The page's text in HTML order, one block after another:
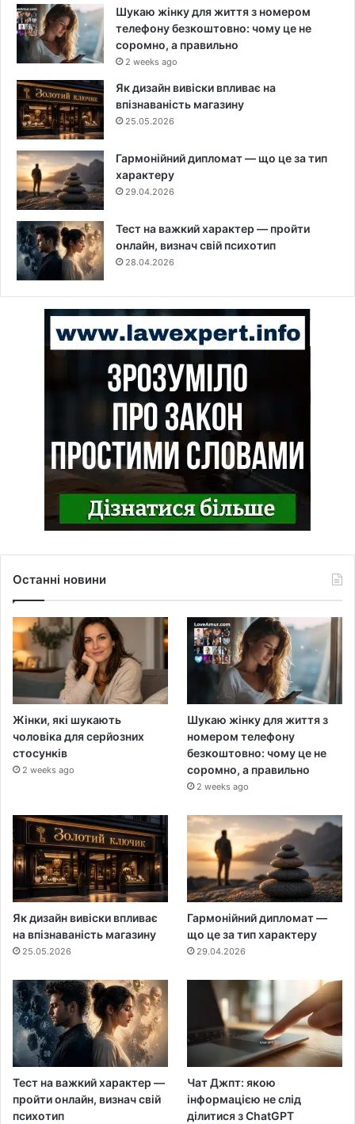
Шукаю жінку для життя з номером
телефону безкоштовно: чому це не
соромно, а правильно
2 weeks ago
Як дизайн вивіски впливає на
впізнаваність магазину
25.05.2026
Гармонійний дипломат — що це за тип
характеру
29.04.2026
Тест на важкий характер — пройти
онлайн, визнач свій психотип
28.04.2026
Останні новини
Жінки, які шукають
чоловіка для серйозних
стосунків
2 weeks ago
Шукаю жінку для життя з
номером телефону
безкоштовно: чому це не
соромно, а правильно
2 weeks ago
Як дизайн вивіски впливає
на впізнаваність магазину
25.05.2026
Гармонійний дипломат —
що це за тип характеру
29.04.2026
Тест на важкий характер —
пройти онлайн, визнач свій
психотип
Чат Джпт: якою
інформацією не слід
ділитися з ChatGPT